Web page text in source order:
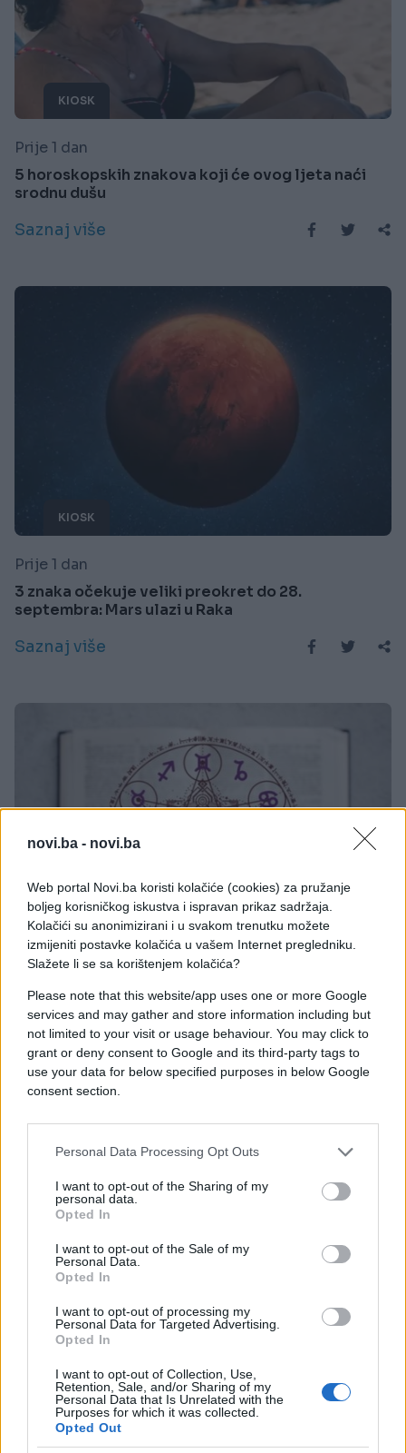
novi.ba - novi.ba
Web portal Novi.ba koristi kolačiće (cookies) za pružanje
boljeg korisničkog iskustva i ispravan prikaz sadržaja.
Kolačići su anonimizirani i u svakom trenutku možete
izmijeniti postavke kolačića u vašem Internet pregledniku.
Slažete li se sa korištenjem kolačića?
Please note that this website/app uses one or more Google
services and may gather and store information including but
not limited to your visit or usage behaviour. You may click to
grant or deny consent to Google and its third-party tags to
use your data for below specified purposes in below Google
consent section.
Personal Data Processing Opt Outs
I want to opt-out of the Sharing of my
personal data.
Opted In
I want to opt-out of the Sale of my
Personal Data.
Opted In
I want to opt-out of processing my
Personal Data for Targeted Advertising.
Opted In
I want to opt-out of Collection, Use,
Retention, Sale, and/or Sharing of my
Personal Data that Is Unrelated with the
Purposes for which it was collected.
Opted Out
KIOSK
Prije 1 dan
5 horoskopskih znakova koji će ovog ljeta naći
srodnu dušu
Saznaj više
KIOSK
Prije 1 dan
3 znaka očekuje veliki preokret do 28.
septembra: Mars ulazi u Raka
Saznaj više
KIOSK
Dnevni horoskop: Neko je oslobođen predrasuda,
pred Bikovima je velika promjena, a ovo vas čeka
Saznaj više
KIOSK
Prije 2 dana
12. i 28. su ključni datumi u avgustu: Pomračenje
donosi radikalne promjene i preokret